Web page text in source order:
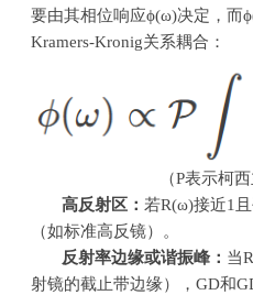
要由其相位响应ϕ(ω)决定，而
Kramers-Kronig关系耦合：
（P表示柯西
高反射区： 若R(ω)接近1
（如标准高反镜）。
反射率边缘或谐振峰： 当
射镜的截止带边缘），GD和